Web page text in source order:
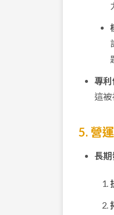
專利
這
5. 營
長